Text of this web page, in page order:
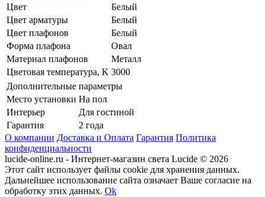
Цвет
Белый
Цвет арматуры
Белый
Цвет плафонов
Белый
Форма плафона
Овал
Материал плафонов
Металл
Цветовая температура, K 3000
Дополнительные параметры
Место установки На пол
Интерьер
Для гостиной
Гарантия
2 года
О компании Доставка и Оплата Гарантия Политика
конфиденциальности
lucide-online.ru - Интернет-магазин света Lucide © 2026
Этот сайт использует файлы cookie для хранения данных.
Дальнейшее использование сайта означает Ваше согласие на
обработку этих данных. Ok